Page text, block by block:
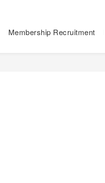
Membership Recruitment